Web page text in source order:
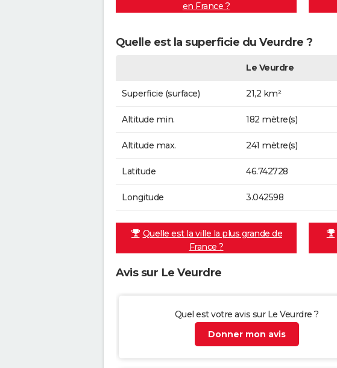
en France ?
Quelle est la superficie du Veurdre ?
Le Veurdre
Superficie (surface) 21,2 km²
Altitude min. 182 mètre(s)
Altitude max. 241 mètre(s)
Latitude 46.742728
Longitude 3.042598
Quelle est la ville la plus grande de
France ?
Avis sur Le Veurdre
Quel est votre avis sur Le Veurdre ?
Donner mon avis